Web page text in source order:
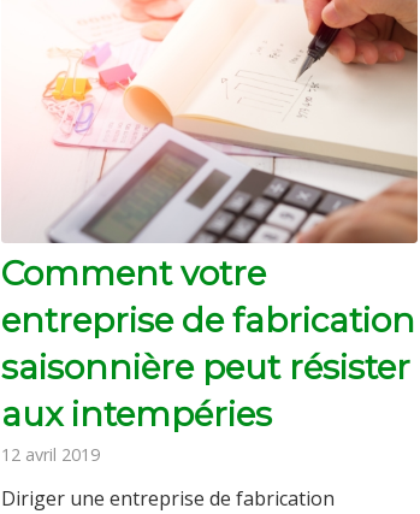
Comment votre
entreprise de fabrication
saisonnière peut résister
aux intempéries
12 avril 2019
Diriger une entreprise de fabrication